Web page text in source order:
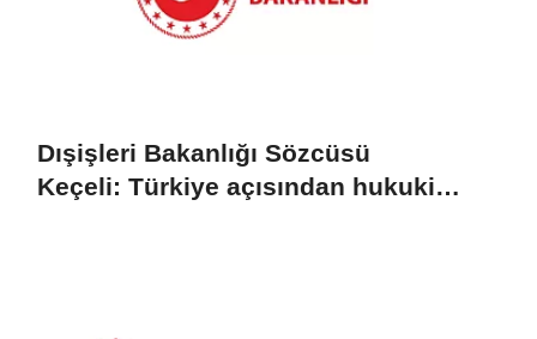
Dışişleri Bakanlığı Sözcüsü
Keçeli: Türkiye açısından hukuki